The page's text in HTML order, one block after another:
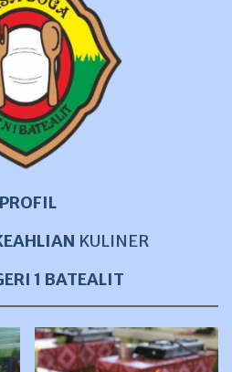
PROFIL
KULINER
1 BATEALIT